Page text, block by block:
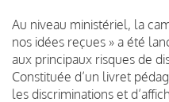
Au niveau ministériel, la
nos idées reçues » a été
aux principaux risques de
Constituée d’un livret
les discriminations et